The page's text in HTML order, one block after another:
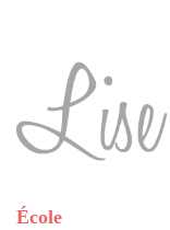
École